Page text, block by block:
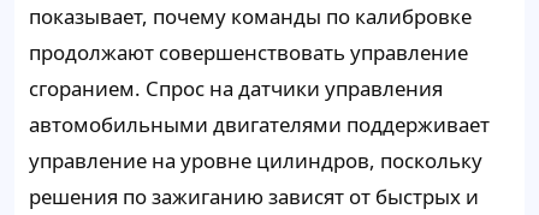
показывает, почему команды по калибровке
продолжают совершенствовать управление
сгоранием. Спрос на датчики управления
автомобильными двигателями поддерживает
управление на уровне цилиндров, поскольку
решения по зажиганию зависят от быстрых и